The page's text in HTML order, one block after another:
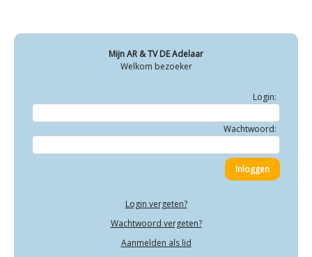
Mijn AR & TV DE Adelaar
Welkom bezoeker
Login:
Wachtwoord:
Login vergeten?
Wachtwoord vergeten?
Aanmelden als lid